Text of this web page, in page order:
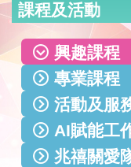
課程及活動
興趣課程
專業課程
活動及服
AI賦能工
兆禧關愛